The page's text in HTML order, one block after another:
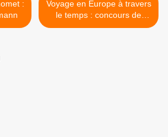
Voyage en Europe à travers
le temps : concours de
dessin de presse >